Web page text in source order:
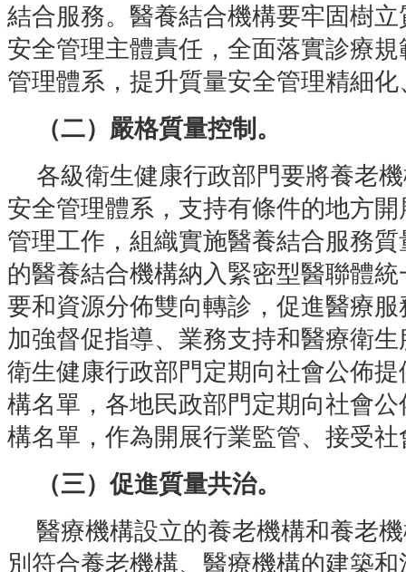
結合服務。醫養結合機構要牢固樹
安全管理主體責任，全面落實診療
管理體系，提升質量安全管理精細
（二）嚴格質量控制。
各級衛生健康行政部門要將養老
安全管理體系，支持有條件的地方
管理工作，組織實施醫養結合服務
的醫養結合機構納入緊密型醫聯體
要和資源分佈雙向轉診，促進醫療
加強督促指導、業務支持和醫療衛
衛生健康行政部門定期向社會公佈
構名單，各地民政部門定期向社會
構名單，作為開展行業監管、接受
（三）促進質量共治。
醫療機構設立的養老機構和養老
別符合養老機構、醫療機構的建築